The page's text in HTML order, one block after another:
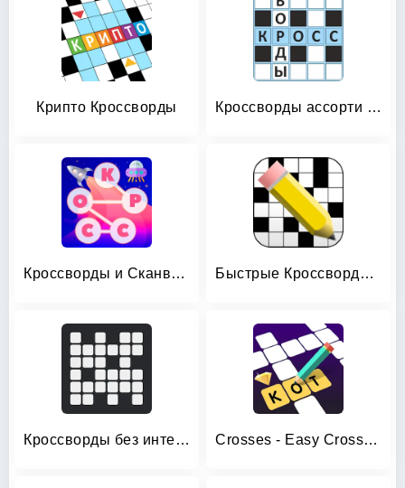
Крипто Кроссворды Кроссворды ассорти на русском
Кроссворды и Сканворды из слов Быстрые Кроссворды на русском
Кроссворды без интернета Crosses - Easy Crosswords